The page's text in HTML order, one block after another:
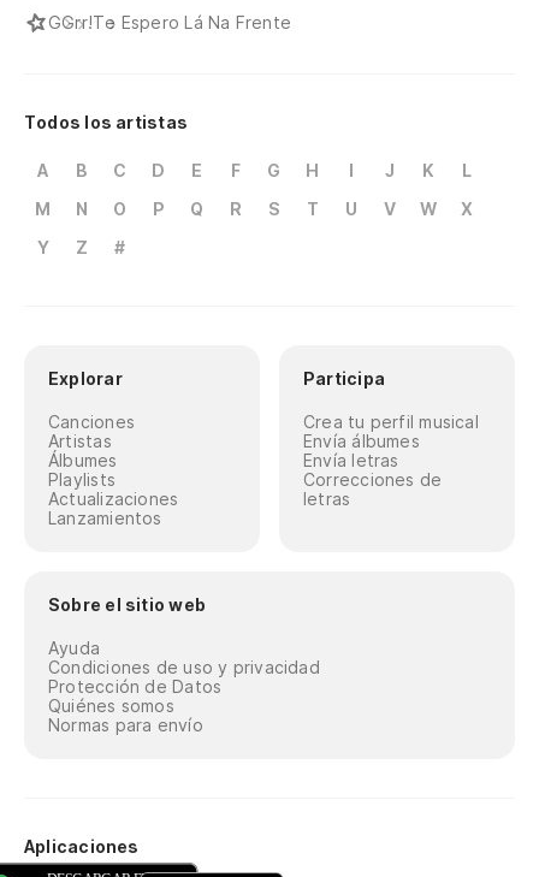
GGrr!Te Espero Lá Na Frente
Todos los artistas
A B C D E F G H I J K
L
M
N O P Q R S T U V W
X
Y
Z #
Explorar
Canciones
Artistas
Álbumes
Playlists
Actualizaciones
Lanzamientos
Participa
Crea tu perfil musical
Envía álbumes
Envía letras
Correcciones de
letras
Sobre el sitio web
Ayuda
Condiciones de uso y privacidad
Protección de Datos
Quiénes somos
Normas para envío
Aplicaciones